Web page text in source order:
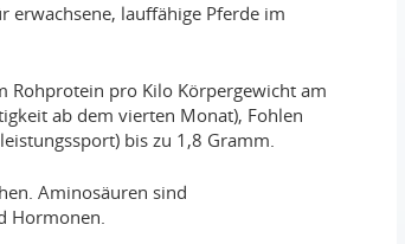
erwachsene, lauffähige Pferde im
Rohprotein pro Kilo Körpergewicht am
ab dem vierten Monat), Fohlen
bis zu 1,8 Gramm.
Aminosäuren sind
Hormonen.